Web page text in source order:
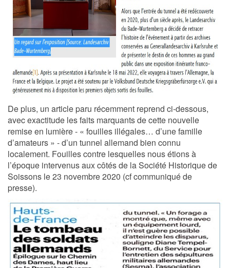
De plus, un article paru récemment reprend ci-dessous,
avec exactitude les faits marquants de cette nouvelle
remise en lumière - « fouilles illégales… d’une famille
d’amateurs » - d’un tunnel allemand bien connu
localement. Fouilles contre lesquelles nous étions à
l’époque intervenus aux côtés de la Société Historique de
Soissons le 23 novembre 2020 (cf communiqué de
presse).